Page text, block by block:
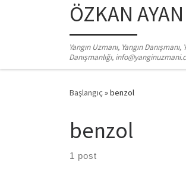
ÖZKAN AYAN
Yangın Uzmanı, Yangın Danışmanı,
Danışmanlığı,
Başlangıç »benzol
benzol
1 post